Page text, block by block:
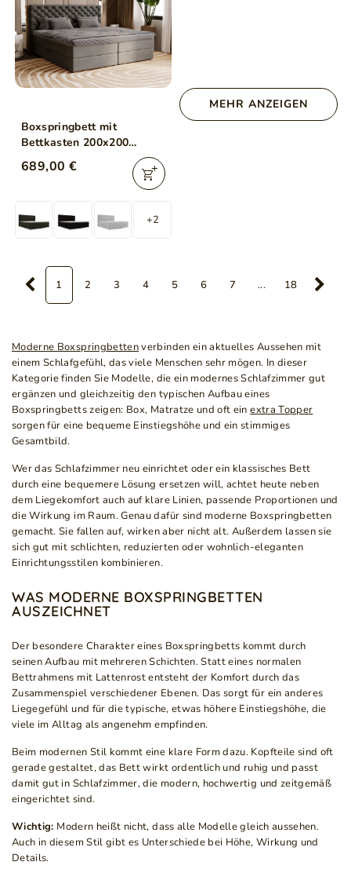
Boxspringbett mit
Bettkasten 200x200
Bergamo Dunkelgrau
689,00 €
+2
MEHR ANZEIGEN
1 2 3 4 5 6 7 ... 18
Moderne Boxspringbettenverbinden ein aktuelles Aussehen mit
einem Schlafgefühl, das viele Menschen sehr mögen. In dieser
Kategorie finden Sie Modelle, die ein modernes Schlafzimmer gut
ergänzen und gleichzeitig den typischen Aufbau eines
Boxspringbetts zeigen: Box, Matratze und oft einextra Topper
sorgen für eine bequeme Einstiegshöhe und ein stimmiges
Gesamtbild.
Wer das Schlafzimmer neu einrichtet oder ein klassisches Bett
durch eine bequemere Lösung ersetzen will, achtet heute neben
dem Liegekomfort auch auf klare Linien, passende Proportionen und
die Wirkung im Raum. Genau dafür sind moderne Boxspringbetten
gemacht. Sie fallen auf, wirken aber nicht alt. Außerdem lassen sie
sich gut mit schlichten, reduzierten oder wohnlich-eleganten
Einrichtungsstilen kombinieren.
WAS MODERNE BOXSPRINGBETTEN
AUSZEICHNET
Der besondere Charakter eines Boxspringbetts kommt durch
seinen Aufbau mit mehreren Schichten. Statt eines normalen
Bettrahmens mit Lattenrost entsteht der Komfort durch das
Zusammenspiel verschiedener Ebenen. Das sorgt für ein anderes
Liegegefühl und für die typische, etwas höhere Einstiegshöhe, die
viele im Alltag als angenehm empfinden.
Beim modernen Stil kommt eine klare Form dazu. Kopfteile sind oft
gerade gestaltet, das Bett wirkt ordentlich und ruhig und passt
damit gut in Schlafzimmer, die modern, hochwertig und zeitgemäß
eingerichtet sind.
Wichtig: Modern heißt nicht, dass alle Modelle gleich aussehen.
Auch in diesem Stil gibt es Unterschiede bei Höhe, Wirkung und
Details.